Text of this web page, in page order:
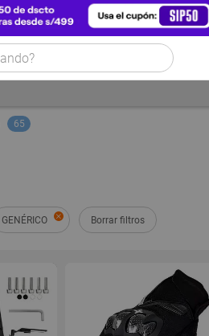
65
GENÉRICO Borrar filtros